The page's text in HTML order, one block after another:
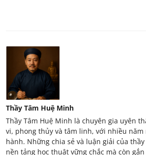
Thầy Tâm Huệ Minh
Thầy Tâm Huệ Minh là chuyên gia uyên
vi, phong thủy và tâm linh, với nhiều năm
hành. Những chia sẻ và luận giải của
nền tảng học thuật vững chắc mà còn